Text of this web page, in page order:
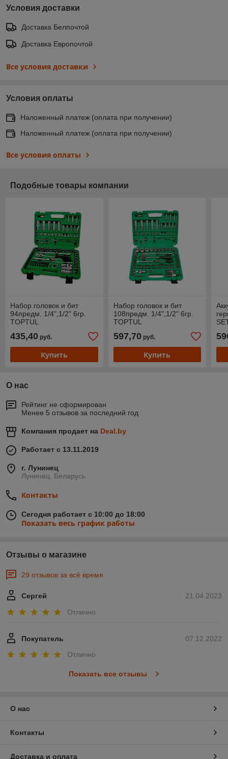
Условия доставки
Доставка Белпочтой
Доставка Европочтой
Все условия доставки
Условия оплаты
Наложенный платеж (оплата при получении)
Наложенный платеж (оплата при получении)
Все условия оплаты
Подобные товары компании
Набор головок и бит
94предм. 1/4",1/2" 6гр.
TOPTUL
435,40 руб.
Купить
Набор головок и бит
108предм. 1/4",1/2" 6гр.
TOPTUL
597,70руб.
Купить
О нас
Рейтинг не сформирован
Менее 5 отзывов за последний год
Компания продает на Deal.by
Работает с 13.11.2019
г. Лунинец
Лунинец, Беларусь
Контакты
Сегодня работает с 10:00 до 18:00
Показать весь график работы
Отзывы о магазине
29 отзывов за всё время
21.04.2023
Сергей
Отлично
07.12.2022
Покупатель
Отлично
Показать все отзывы
О нас
Контакты
Доставка и оплата